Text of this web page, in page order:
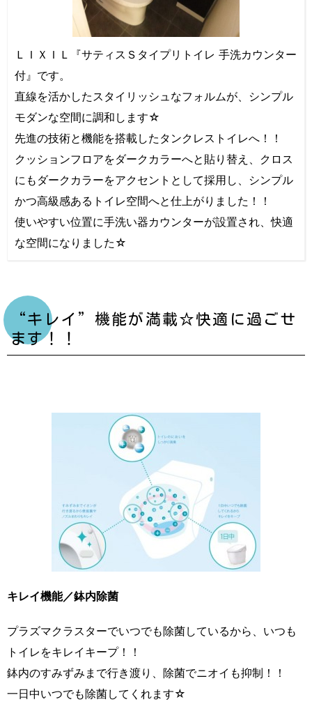
ＬＩＸＩＬ『サティスＳタイプリトイレ 手洗カウンター
付』です。
直線を活かしたスタイリッシュなフォルムが、シンプル
モダンな空間に調和します☆
先進の技術と機能を搭載したタンクレストイレへ！！
クッションフロアをダークカラーへと貼り替え、クロス
にもダークカラーをアクセントとして採用し、シンプル
かつ高級感あるトイレ空間へと仕上がりました！！
使いやすい位置に手洗い器カウンターが設置され、快適
な空間になりました☆
“キレイ”機能が満載☆快適に過ごせ
ます！！
キレイ機能／鉢内除菌
プラズマクラスターでいつでも除菌しているから、いつも
トイレをキレイキープ！！
鉢内のすみずみまで行き渡り、除菌でニオイも抑制！！
一日中いつでも除菌してくれます☆